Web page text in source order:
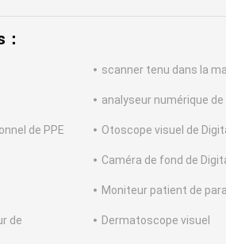
scanner tenu dans la
analyseur numérique de
de PPE Otoscope visuel de
Caméra de fond de
Moniteur patient de
de
Dermatoscope visuel